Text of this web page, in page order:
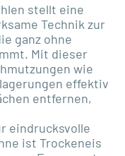
stellt eine
Technik zur
ganz ohne
Mit dieser
wie
effektiv
entfernen,
eindrucksvolle
ist Trockeneis